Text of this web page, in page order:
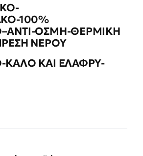
100%
ΟΣΜΗ-ΘΕΡΜΙΚΗ
ΝΕΡΟΥ
ΚΑΙ ΕΛΑΦΡΥ-